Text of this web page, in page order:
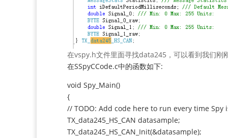
在vspy.h文件里面寻找data245，可以看到我们刚
在SSpyCCode.c中的函数如下:
void Spy_Main()
{
// TODO: Add code here to run every time Spy
TX_data245_HS_CAN datasample;
TX_data245_HS_CAN_Init(&datasample);